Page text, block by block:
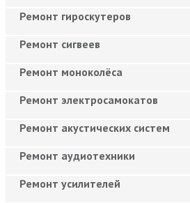
Ремонт гироскутеров
Ремонт сигвеев
Ремонт моноколёса
Ремонт электросамокатов
Ремонт акустических систем
Ремонт аудиотехники
Ремонт усилителей